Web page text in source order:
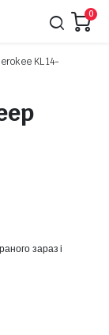
0
KL 14-
зараз і